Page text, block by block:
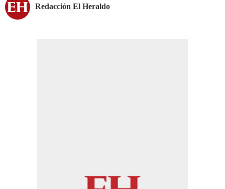
Redacción El Heraldo